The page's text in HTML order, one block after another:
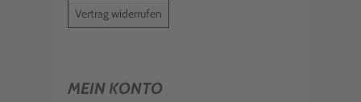
Vertrag widerrufen
MEIN KONTO